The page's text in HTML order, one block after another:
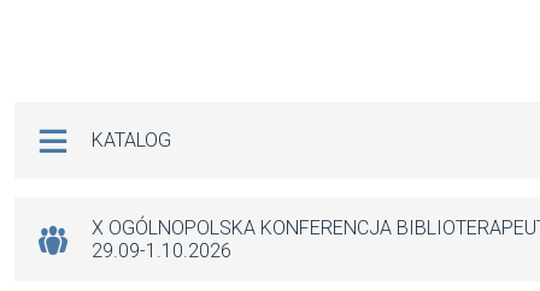
KATALOG
X OGÓLNOPOLSKA KONFERENCJA
29.09-1.10.2026